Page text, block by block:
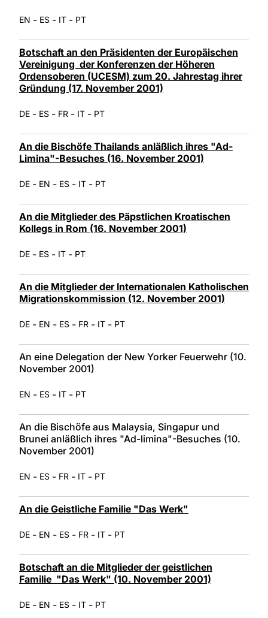
EN - ES - IT - PT
Botschaft an den Präsidenten der Europäischen
Vereinigung der Konferenzen der Höheren
Ordensoberen (UCESM) zum 20. Jahrestag ihrer
Gründung (17. November 2001)
DE - ES - FR - IT - PT
An die Bischöfe Thailands anläßlich ihres "Ad-
Limina"-Besuches (16. November 2001)
DE - EN - ES - IT - PT
An die Mitglieder des Päpstlichen Kroatischen
Kollegs in Rom (16. November 2001)
DE - ES - IT - PT
An die Mitglieder der Internationalen Katholischen
Migrationskommission (12. November 2001)
DE - EN - ES - FR - IT - PT
An eine Delegation der New Yorker Feuerwehr (10.
November 2001)
EN - ES - IT - PT
An die Bischöfe aus Malaysia, Singapur und
Brunei anläßlich ihres "Ad-limina"-Besuches (10.
November 2001)
EN - ES - FR - IT - PT
An die Geistliche Familie "Das Werk"
DE - EN - ES - FR - IT - PT
Botschaft an die Mitglieder der geistlichen
Familie "Das Werk" (10. November 2001)
DE - EN - ES - IT - PT